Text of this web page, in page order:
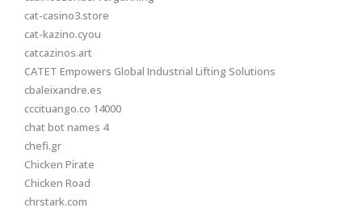
cat-casino3.store
cat-kazino.cyou
catcazinos.art
CATET Empowers Global Industrial Lifting Solutions
cbaleixandre.es
cccituango.co 14000
chat bot names 4
chefi.gr
Chicken Pirate
Chicken Road
chrstark.com